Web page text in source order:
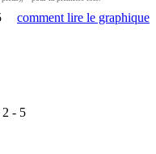
comment lire le graphique
2 - 5